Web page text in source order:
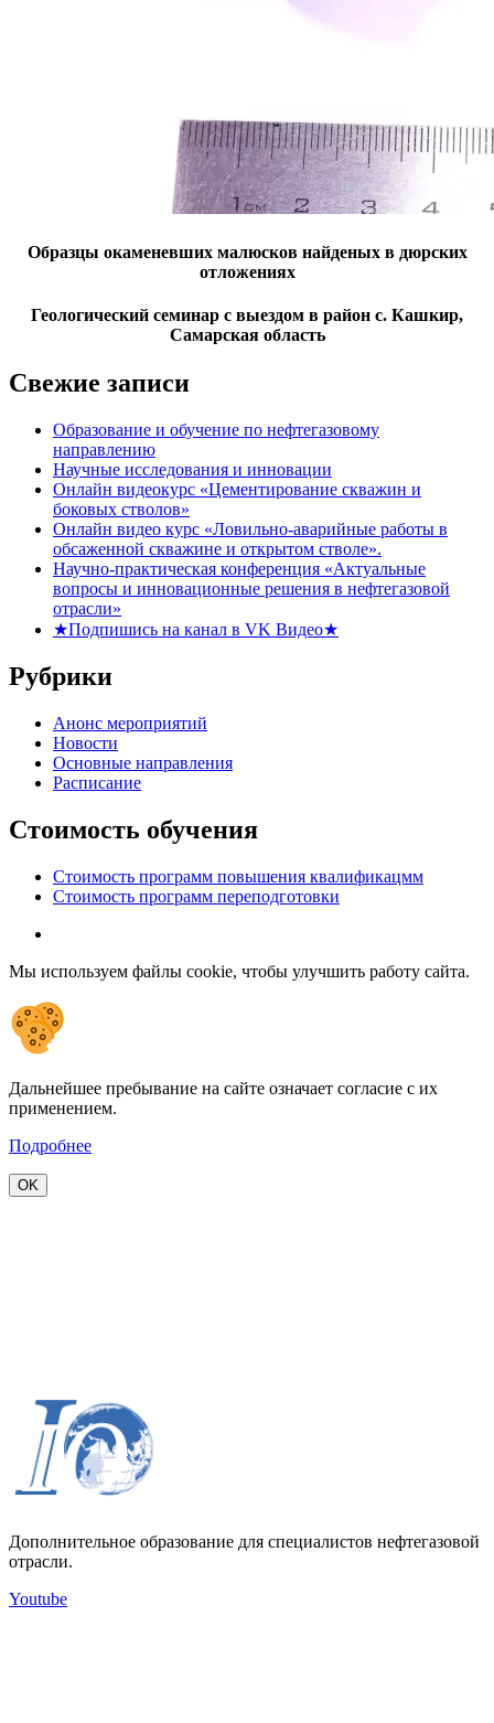
Образцы окаменевших малюсков найденых в дюрских
отложениях
Геологический семинар с выездом в район с. Кашкир,
Самарская область
Свежие записи
Образование и обучение по нефтегазовому
направлению
Научные исследования и инновации
Онлайн видеокурс «Цементирование скважин и
боковых стволов»
Онлайн видео курс «Ловильно-аварийные работы в
обсаженной скважине и открытом стволе».
Научно-практическая конференция «Актуальные
вопросы и инновационные решения в нефтегазовой
отрасли»
★Подпишись на канал в VK Видео★
Рубрики
Анонс мероприятий
Новости
Основные направления
Расписание
Стоимость обучения
Стоимость программ повышения квалификацмм
Стоимость программ переподготовки
Мы используем файлы cookie, чтобы улучшить работу сайта.
Дальнейшее пребывание на сайте означает согласие с их
применением.
Подробнее
OK
Дополнительное образование для специалистов нефтегазовой
отрасли.
Youtube